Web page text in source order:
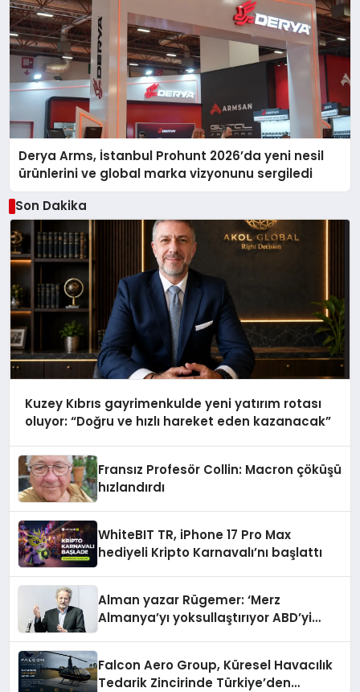
Derya Arms, İstanbul Prohunt 2026’da yeni nesil
ürünlerini ve global marka vizyonunu sergiledi
Son Dakika
Kuzey Kıbrıs gayrimenkulde yeni yatırım rotası
oluyor: “Doğru ve hızlı hareket eden kazanacak”
Fransız Profesör Collin: Macron çöküşü
hızlandırdı
WhiteBIT TR, iPhone 17 Pro Max
hediyeli Kripto Karnavalı’nı başlattı
Alman yazar Rügemer: ‘Merz
Almanya’yı yoksullaştırıyor ABD’yi
Falcon Aero Group, Küresel Havacılık
Tedarik Zincirinde Türkiye’den